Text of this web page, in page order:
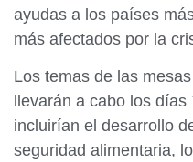
ayudas a los países
más afectados por la
Los temas de las
llevarán a cabo los
incluirían el desarrollo
seguridad alimentaria,